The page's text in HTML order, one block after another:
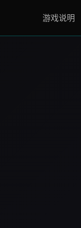
游戏说明